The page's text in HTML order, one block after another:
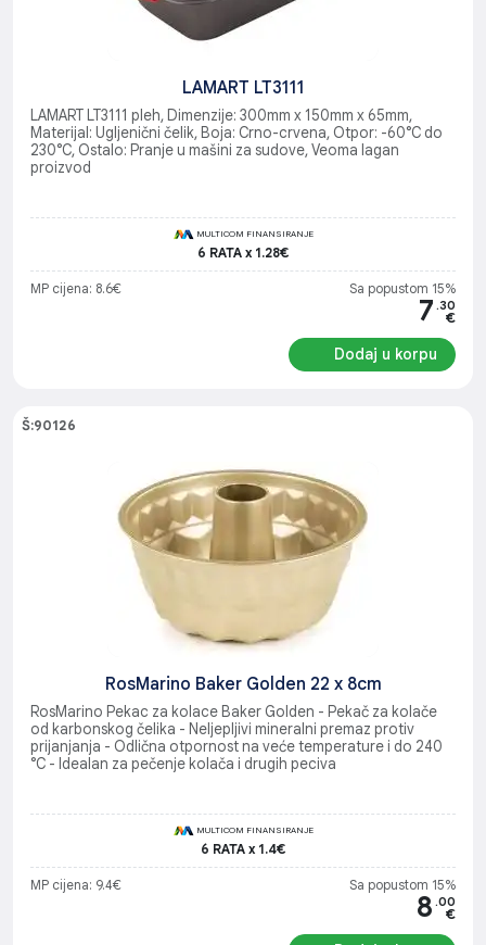
LAMART LT3111
LAMART LT3111 pleh, Dimenzije: 300mm x 150mm x 65mm,
Materijal: Ugljenični čelik, Boja: Crno-crvena, Otpor: -60°C do
230°C, Ostalo: Pranje u mašini za sudove, Veoma lagan
proizvod
MULTICOM FINANSIRANJE
6 RATA x 1.28€
MP cijena: 8.6€ Sa popustom 15%
7 .30
€
Dodaj u korpu
Š:90126
RosMarino Baker Golden 22 x 8cm
RosMarino Pekac za kolace Baker Golden - Pekač za kolače
od karbonskog čelika - Neljepljivi mineralni premaz protiv
prijanjanja - Odlična otpornost na veće temperature i do 240
°C - Idealan za pečenje kolača i drugih peciva
MULTICOM FINANSIRANJE
6 RATA x 1.4€
MP cijena: 9.4€ Sa popustom 15%
8 .00
€